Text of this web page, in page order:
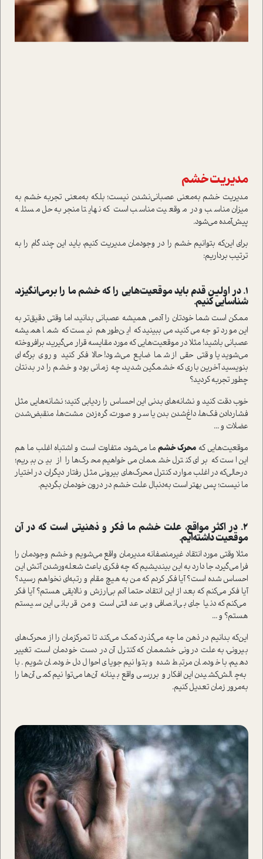
مدیریت خشم
مدیریت خشم به‌معنی عصبانی‌نشدن نیست؛ بلکه به‌معنی تجربه خشم به‌
میزان مناسب و در موقعیت مناسب ا‌ست که نهایتا منجر‌به حل مسئله
پیش‌آمده می‌شود.
برای این‌که بتوانیم خشم را در وجودمان مدیریت کنیم، باید این چند گام را به
ترتیب برداریم:
1. در اولین قدم باید موقعیت‌هایی را که خشم ما را برمی‌انگیزد،
شناسایی کنیم.
ممکن ا‌ست شما خودتان را آدمی همیشه عصبانی بدانید، اما وقتی دقیق‌تر به
این مورد توجه می‌کنید، می‌ببینید که این‌طور هم نیست که شما همیشه
عصبانی باشید! مثلا در موقعیت‌هایی که مورد مقایسه قرار می‌گیرید، برافروخته
می‌شوید یا وقتی حقی از شما ضایع می‌شود! حالا فکر کنید و روی برگه‌ای
بنویسید آخرین باری که خشمگین شدید، چه زمانی بود و خشم را در بدنتان
چطور تجربه کردید؟
خوب دقت کنید و نشانه‌های بدنی این احساس را رد‌یابی کنید؛ نشانه‌هایی مثل
فشار‌دادن فک‌ها، داغ‌شدن بدن یا سر و صورت، گره‌زدن مشت‌ها، منقبض‌شدن
عضلات و ...
موقعیت‌هایی کهمحرک خشم ما می‌شود، متفاوت ا‌ست و اشتباه اغلب ما هم
این ا‌ست که برای کنترل خشممان می‌خواهیم محرک‌ها را از بین ببریم؛
در‌حالی‌که در اغلب موارد، کنترل محرک‌های بیرونی مثل رفتار دیگران، در اختیار
ما نیست؛ پس بهتر ا‌ست به‌دنبال علت خشم در درون خودمان بگردیم.
2. در اکثر مواقع، علت خشم ما فکر و ذهنیتی ا‌ست که در آن‌
موقعیت داشته‌ایم.
مثلا وقتی مورد انتقاد غیرمنصفانه مدیرمان واقع می‌شویم و خشم وجودمان را
فرا می‌گیرد، جا دارد به این بیندیشیم که چه فکری باعث شعله‌ور‌شدن آتش این
احساس شده ا‌ست؟ آیا فکر کردم که من به هیچ مقام و رتبه‌ای نخواهم رسید؟
آیا فکر می‌کنم که بعد از این انتقاد، حتما آدم بی‌ارزش و نالایقی هستم؟ آیا فکر
می‌کنم که دنیا جای بی‌انصافی و بی‌عدالتی ا‌ست و من قربانی این سیستم
هستم؟ و ...
این‌که بدانیم در ذهن ما چه می‌گذرد، کمک می‌کند تا تمرکزمان را از محرک‌های
بیرونی، به علت درونی خشممان که کنترل آن در دست خودمان ا‌ست، تغییر
دهیم، با خودمان مرتبط شده و بتوانیم جویای احوال دل خودمان شویم. با
به‌چالش‌کشیدن این افکار و بررسی واقع‌بینانه آن‌ها می‌توانیم کمی آن‌ها را
به‌مرور زمان تعدیل کنیم.